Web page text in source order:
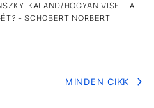
KALAND/HOGYAN VISELI A
- SCHOBERT NORBERT
MINDEN CIKK